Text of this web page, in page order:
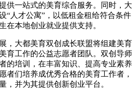
供一站式的美育综合服务。同时，大
“人才公寓”，以低租金租给符合条件
在本地创业就业提供支持。
，大都美育双创成长联盟将组建美育
育工作的公益志愿者团队。双创导师
的培训，在丰富知识、提高专业素养
者们培养成优秀合格的美育工作者，
，并为其提供创新创业平台。